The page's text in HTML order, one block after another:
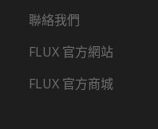
聯絡我們
FLUX 官方網站
FLUX 官方商城